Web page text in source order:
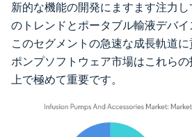
新的な機能の開発にますます注力
のトレンドとポータブル輸液デバイ
このセグメントの急速な成長軌道
ポンプソフトウェア市場はこれら
上で極めて重要です。